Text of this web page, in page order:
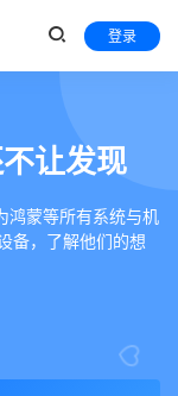
登录
让发现
鸿蒙等所有系统与机
备，了解他们的想